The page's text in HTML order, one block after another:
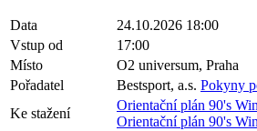
Data
24.10.2026 18:00
Vstup od
17:00
Místo
O2 universum, Praha
Pořadatel
Bestsport, a.s. Pokyny
Ke stažení
Orientační plán 90's
Orientační plán 90's